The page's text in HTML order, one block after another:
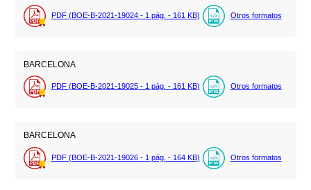
PDF (BOE-B-2021-19024 - 1 pág. - 161 KB) Otros formatos
BARCELONA
PDF (BOE-B-2021-19025 - 1 pág. - 161 KB) Otros formatos
BARCELONA
PDF (BOE-B-2021-19026 - 1 pág. - 164 KB) Otros formatos